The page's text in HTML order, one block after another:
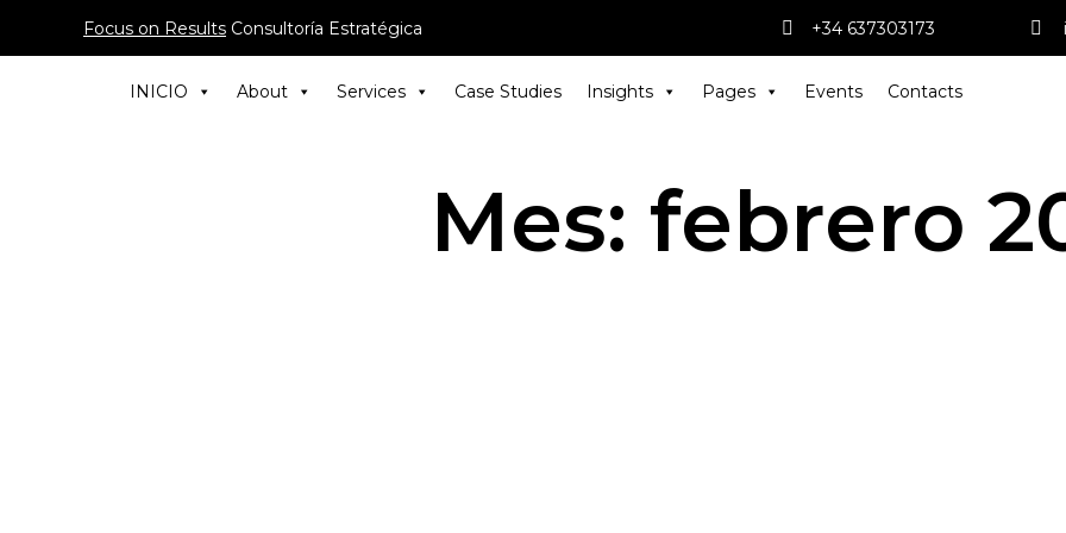
Focus on Results Consultoría Estratégica +34 637303173
INICIO About Services Case Studies Insights Pages Events Contacts
Mes: febrero